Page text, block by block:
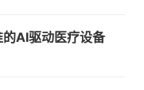
AI驱动医疗设备